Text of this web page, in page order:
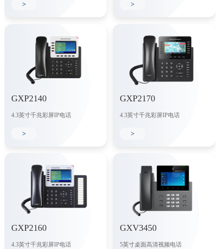
> >
GXP2140
4.3英寸千兆彩屏IP电话
>
GXP2170
4.3英寸千兆彩屏IP电话
>
GXP2160
4.3英寸千兆彩屏IP电话
GXV3450
5英寸桌面高清视频电话